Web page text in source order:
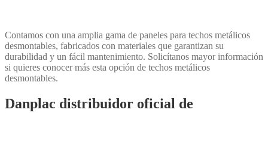
Contamos con una amplia gama de paneles para techos metálicos
desmontables, fabricados con materiales que garantizan su
durabilidad y un fácil mantenimiento. Solicítanos mayor información
si quieres conocer más esta opción de techos metálicos
desmontables.
Danplac distribuidor oficial de